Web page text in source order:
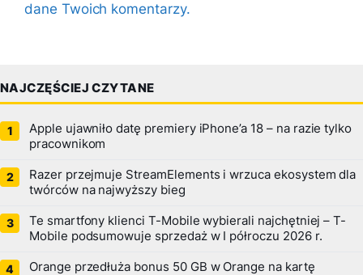
dane Twoich komentarzy.
NAJCZĘŚCIEJ CZYTANE
Apple ujawniło datę premiery iPhone’a 18 – na razie tylko
pracownikom
Razer przejmuje StreamElements i wrzuca ekosystem dla
twórców na najwyższy bieg
Te smartfony klienci T-Mobile wybierali najchętniej – T-
Mobile podsumowuje sprzedaż w I półroczu 2026 r.
Orange przedłuża bonus 50 GB w Orange na kartę